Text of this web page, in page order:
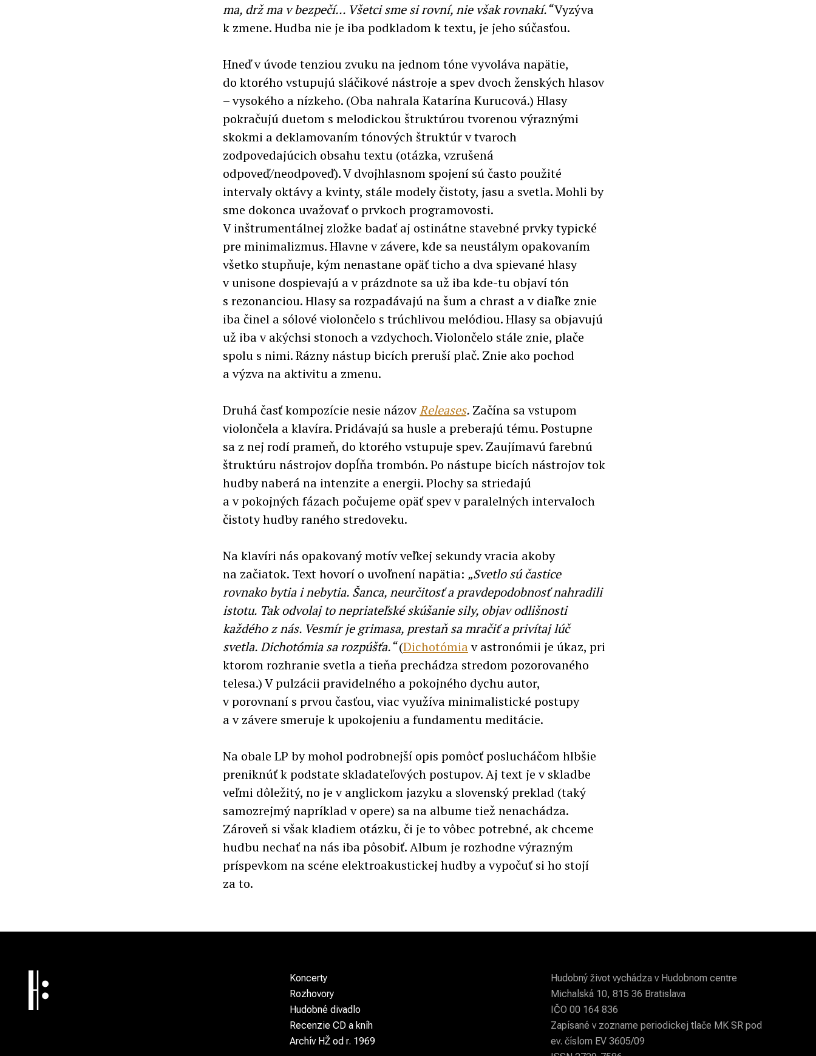
ma, drž ma v bezpečí... Všetci sme si rovní, nie však rovnakí.“Vyzýva
k zmene. Hudba nie je iba podkladom k textu, je jeho súčasťou.
Hneď v úvode tenziou zvuku na jednom tóne vyvoláva napätie,
do ktorého vstupujú sláčikové nástroje a spev dvoch ženských hlasov
– vysokého a nízkeho. (Oba nahrala Katarína Kurucová.) Hlasy
pokračujú duetom s melodickou štruktúrou tvorenou výraznými
skokmi a deklamovaním tónových štruktúr v tvaroch
zodpovedajúcich obsahu textu (otázka, vzrušená
odpoveď/neodpoveď). V dvojhlasnom spojení sú často použité
intervaly oktávy a kvinty, stále modely čistoty, jasu a svetla. Mohli by
sme dokonca uvažovať o prvkoch programovosti.
V inštrumentálnej zložke badať aj ostinátne stavebné prvky typické
pre minimalizmus. Hlavne v závere, kde sa neustálym opakovaním
všetko stupňuje, kým nenastane opäť ticho a dva spievané hlasy
v unisone dospievajú a v prázdnote sa už iba kde-tu objaví tón
s rezonanciou. Hlasy sa rozpadávajú na šum a chrast a v diaľke znie
iba činel a sólové violončelo s trúchlivou melódiou. Hlasy sa objavujú
už iba v akýchsi stonoch a vzdychoch. Violončelo stále znie, plače
spolu s nimi. Rázny nástup bicích preruší plač. Znie ako pochod
a výzva na aktivitu a zmenu.
Druhá časť kompozície nesie názovReleases. Začína sa vstupom
violončela a klavíra. Pridávajú sa husle a preberajú tému. Postupne
sa z nej rodí prameň, do ktorého vstupuje spev. Zaujímavú farebnú
štruktúru nástrojov dopĺňa trombón. Po nástupe bicích nástrojov tok
hudby naberá na intenzite a energii. Plochy sa striedajú
a v pokojných fázach počujeme opäť spev v paralelných intervaloch
čistoty hudby raného stredoveku.
Na klavíri nás opakovaný motív veľkej sekundy vracia akoby
na začiatok. Text hovorí o uvoľnení napätia: „Svetlo sú častice
rovnako bytia i nebytia. Šanca, neurčitosť a pravdepodobnosť nahradili
istotu. Tak odvolaj to nepriateľské skúšanie sily, objav odlišnosti
každého z nás. Vesmír je grimasa, prestaň sa mračiť a privítaj lúč
svetla. Dichotómia sa rozpúšťa.“(Dichotómiav astronómii je úkaz, pri
ktorom rozhranie svetla a tieňa prechádza stredom pozorovaného
telesa.) V pulzácii pravidelného a pokojného dychu autor,
v porovnaní s prvou časťou, viac využíva minimalistické postupy
a v závere smeruje k upokojeniu a fundamentu meditácie.
Na obale LP by mohol podrobnejší opis pomôcť poslucháčom hlbšie
preniknúť k podstate skladateľových postupov. Aj text je v skladbe
veľmi dôležitý, no je v anglickom jazyku a slovenský preklad (taký
samozrejmý napríklad v opere) sa na albume tiež nenachádza.
Zároveň si však kladiem otázku, či je to vôbec potrebné, ak chceme
hudbu nechať na nás iba pôsobiť. Album je rozhodne výrazným
príspevkom na scéne elektroakustickej hudby a vypočuť si ho stojí
za to.
Koncerty
Rozhovory
Hudobné divadlo
Recenzie CD a kníh
Archív HŽ od r. 1969
Hudobný život vychádza v Hudobnom centre
Michalská 10, 815 36 Bratislava
IČO 00 164 836
Zapísané v zozname periodickej tlače MK SR pod
ev. číslom EV 3605/09